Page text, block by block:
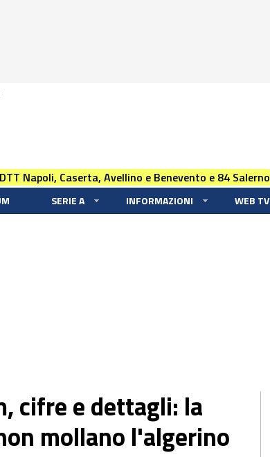
Napoli, Caserta, Avellino e Benevento e 84 Salerno
SERIE A INFORMAZIONI WEB TV
cifre e dettagli: la
mollano l'algerino